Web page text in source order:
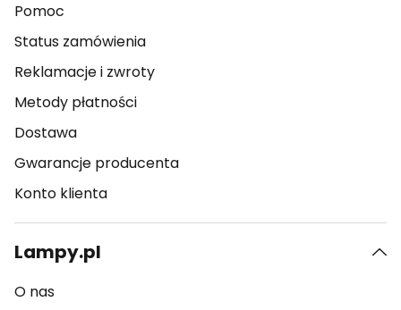
Pomoc
Status zamówienia
Reklamacje i zwroty
Metody płatności
Dostawa
Gwarancje producenta
Konto klienta
Lampy.pl
O nas